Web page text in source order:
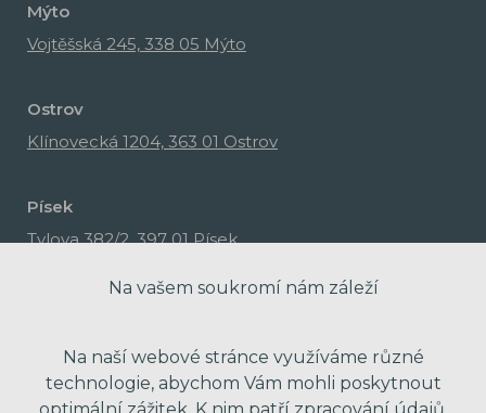
Mýto
Vojtěšská 245, 338 05 Mýto
Ostrov
Klínovecká 1204, 363 01 Ostrov
Písek
Tylova 382/2, 397 01 Písek
Na vašem soukromí nám záleží
Na naší webové stránce využíváme různé
technologie, abychom Vám mohli poskytnout